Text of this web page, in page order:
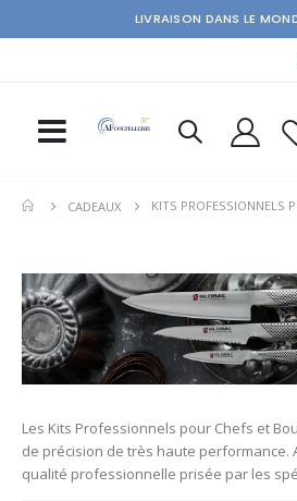
LIVRAISON DANS LE
CADEAUX KITS PROFESSIONNELS
Les Kits Professionnels pour Chefs et
de précision de très haute performance.
qualité professionnelle prisée par les